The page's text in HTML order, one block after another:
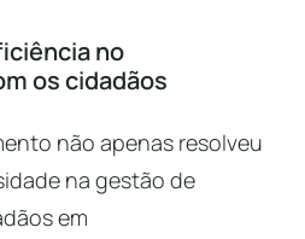
no
os cidadãos
não apenas resolveu
na gestão de
em